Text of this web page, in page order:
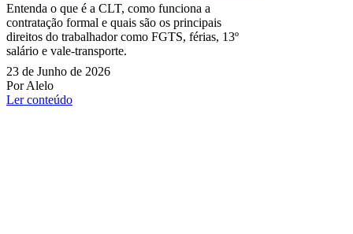
Entenda o que é a CLT, como funciona a
contratação formal e quais são os principais
direitos do trabalhador como FGTS, férias, 13º
salário e vale-transporte.
23 de Junho de 2026
Por Alelo
Ler conteúdo